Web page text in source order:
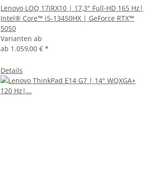
Lenovo LOQ 17IRX10 | 17,3" Full-HD 165 Hz|
Intel® Core™ i5-13450HX | GeForce RTX™
5050
Varianten ab
ab 1.059,00 € *
Details